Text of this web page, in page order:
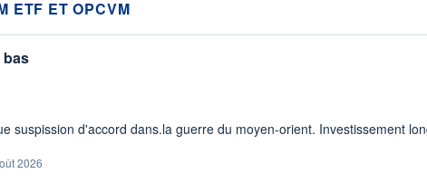
ETF ET OPCVM
bas
suspission d'accord dans.la guerre du moyen-orient. Investissement
2026